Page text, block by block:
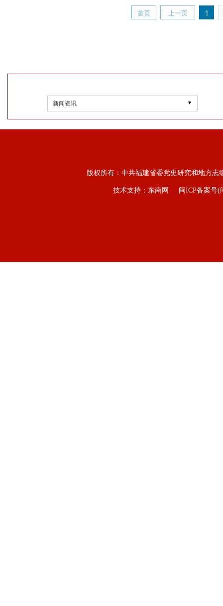
首页 上一页 1
新闻资讯
版权所有：中共福建省委党史研究和地方
技术支持：东南网 闽ICP备案号(